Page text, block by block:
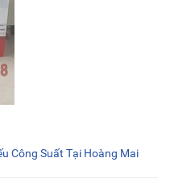
Công Suất Tại Hoàng Mai